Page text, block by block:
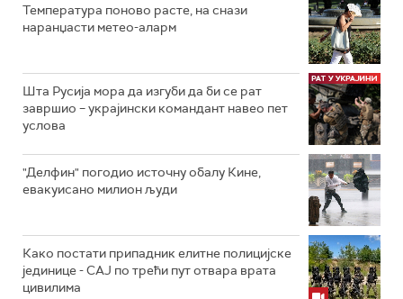
Температура поново расте, на снази
наранџасти метео-аларм
Шта Русија мора да изгуби да би се рат
завршио – украјински командант навео пет
услова
"Делфин" погодио источну обалу Кине,
евакуисано милион људи
Како постати припадник елитне полицијске
јединице - СAJ по трећи пут отвара врата
цивилима